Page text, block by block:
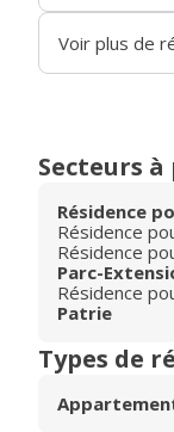
Voir plus de
Secteurs
Résidence
Résidence
Résidence
Parc-
Résidence
Patrie
Types de